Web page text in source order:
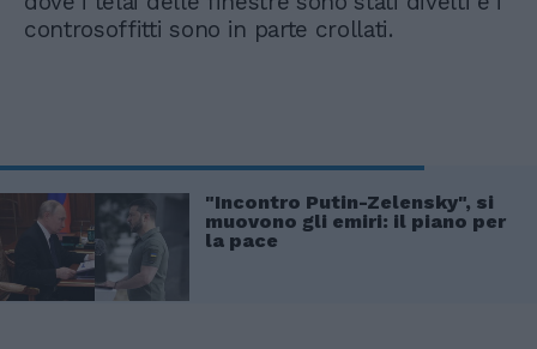
controsoffitti sono in parte crollati.
"Incontro Putin-Zelensky", si
muovono gli emiri: il piano per
la pace